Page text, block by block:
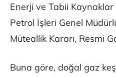
Enerji ve Tabii Kaynaklar
Petrol İşleri Genel
Müteallik Kararı, Resmi
Buna göre, doğal gaz